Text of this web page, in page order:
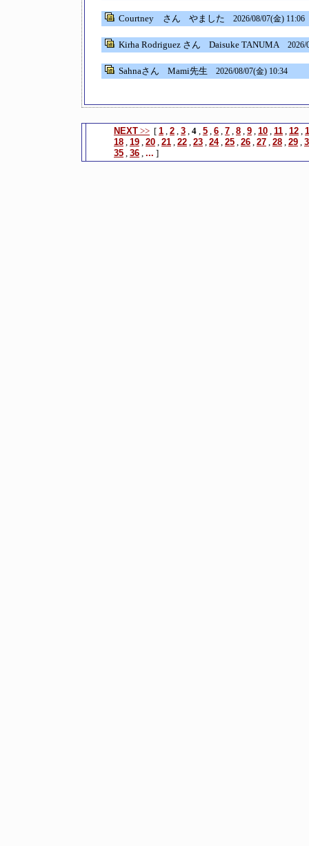
Courtney さん やました 2026/08/07(金) 11:06
Kirha Rodriguez さん Daisuke TANUMA 2026/
Sahnaさん Mami先生 2026/08/07(金) 10:34
NEXT >> [ 1 , 2 , 3 , 4 , 5 , 6 , 7 , 8 , 9 , 10 , 11 , 12 ,
18 , 19 , 20 , 21 , 22 , 23 , 24, 25 , 26 , 27 , 28 , 29 ,
35 , 36 , ... ]